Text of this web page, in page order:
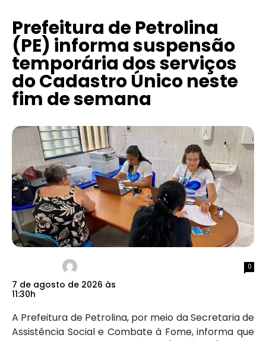
Prefeitura de Petrolina
(PE) informa suspensão
temporária dos serviços
do Cadastro Único neste
fim de semana
7 de agosto de 2026 às
11:30h
0
A Prefeitura de Petrolina, por meio da Secretaria de
Assistência Social e Combate à Fome, informa que